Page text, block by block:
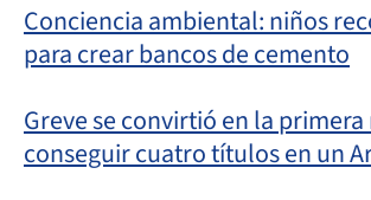
Conciencia ambiental: niños
para crear bancos de cemento
Greve se convirtió en la
conseguir cuatro títulos en un